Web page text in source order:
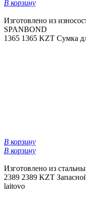
В корзину
Изготовлено из
SPANBOND
1365 1365 KZT Сумка
В корзину
В корзину
Изготовлено из
2389 2389 KZT
laitovo